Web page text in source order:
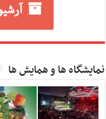
نمایشگاه ها و همایش ها